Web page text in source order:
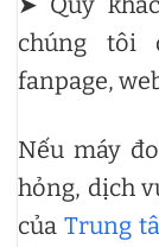
chúng tôi
fanpage,
Nếu máy
hỏng, dịch
củaTrung